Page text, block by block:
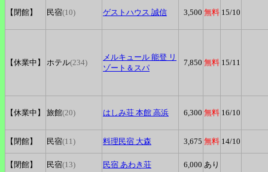
【閉館】 民宿(10) ゲストハウス 誠信 3,500 無料 15/10
【休業中】 ホテル(234)
メルキュール 能登 リ
ゾート＆スパ
7,850 無料 15/11
【休業中】 旅館(20) はしみ荘 本館 高浜 6,300 無料 16/10
【閉館】 民宿(11) 料理民宿 大森 3,675 無料 14/10
【閉館】 民宿(13) 民宿 あわき荘 6,000 あり